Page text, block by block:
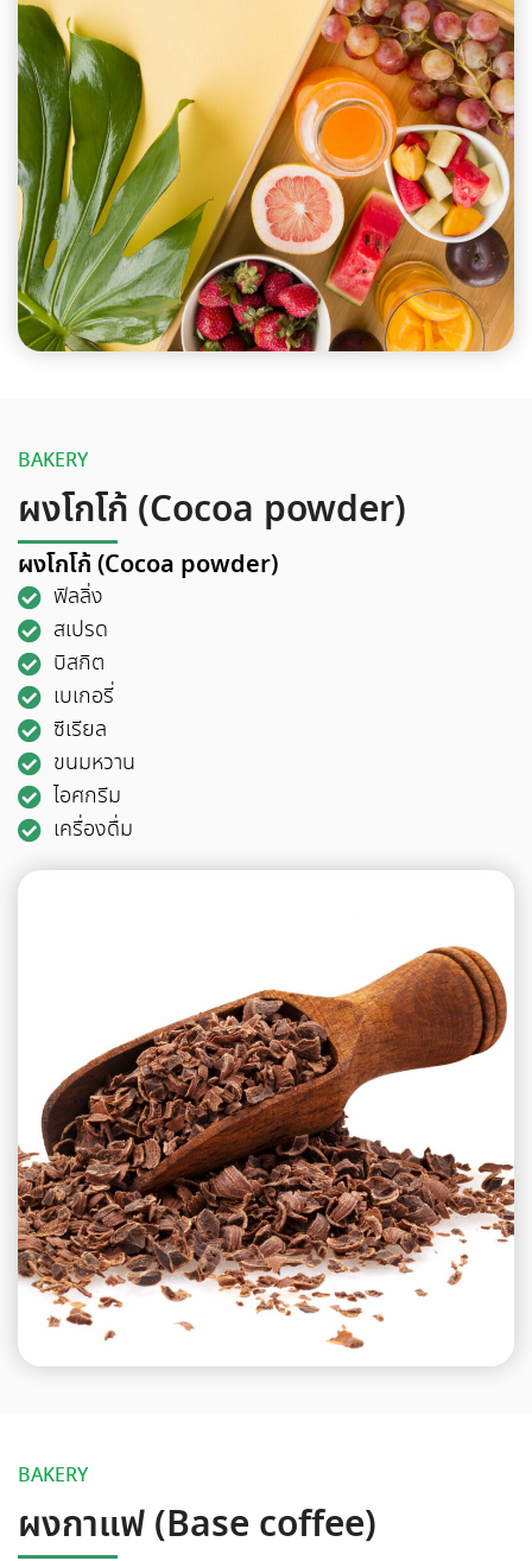
BAKERY
ผงโกโก้ (Cocoa powder)
ผงโกโก้ (Cocoa powder)
ฟิลลิ่ง
สเปรด
บิสกิต
เบเกอรี่
ซีเรียล
ขนมหวาน
ไอศกรีม
เครื่องดื่ม
BAKERY
ผงกาแฟ (Base coffee)